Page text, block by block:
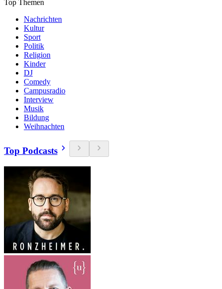
Top Themen
Nachrichten
Kultur
Sport
Politik
Religion
Kinder
DJ
Comedy
Campusradio
Interview
Musik
Bildung
Weihnachten
Top Podcasts